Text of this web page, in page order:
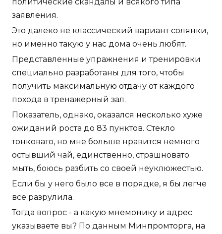
политические скандалы и всякого типа
заявления.
Это далеко не классический вариант солянки,
но именно такую у нас дома очень любят.
Представленные упражнения и тренировки
специально разработаны для того, чтобы
получить максимальную отдачу от каждого
похода в тренажерный зал.
Показатель, однако, оказался несколько хуже
ожиданий роста до 83 пунктов. Стекло
тонковато, но мне больше нравится немного
остывший чай, единственно, страшновато
мыть, боюсь разбить со своей неуклюжестью.
Если бы у него было все в порядке, я бы легче
все разрулила.
Тогда вопрос - а какую мнемонику и адрес
указываете вы? По данным Минпромторга, на